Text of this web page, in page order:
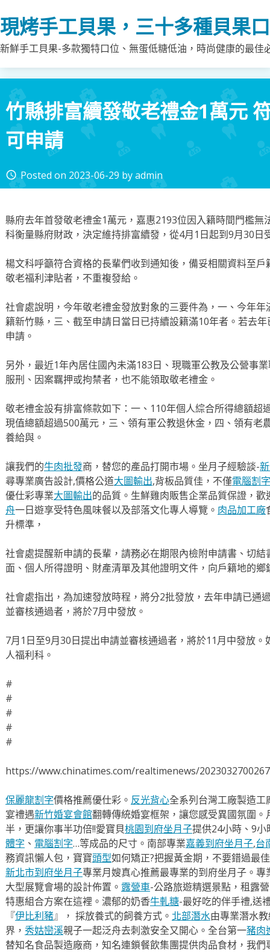
to
content
現烤手工貝果，三十多種貝果
新鮮手工貝果-多款獨特口位、無蛋低糖低油，時尚健康的最
竹縣排富續發敬老禮金1萬元
可申請
access_time Posted on 2023-06-29 byadmin
縣府去年首發敬老禮金1萬元，嘉惠2193位因入籍時間門檻無
科衡量縣府財政，決定維持排富續發，從4月1日起到9月30日
楊文科呼籲符合資格的長輩們收到通知後，備妥相關資料至
敬老福利津貼者，不重複發給。
社會處說明，今年敬老禮金發放對象的三要件為，一、今年
籍新竹縣，三、截至申請日當日已持續設籍滿10年者。若去
申請。
另外，最近1年內居住國內未滿183日、現職軍公教及公營事
服刑、因案羈押或拘禁者，也不能領取敬老禮金。
敬老禮金設有排富條款如下：一、110年個人綜合所得總額超
現值總額超過500萬元，三、領有軍公教退休金，四、領有老
養給與。
讓我們的牛肉批發商，替您的產品打開市場。坐月子經驗談-
尋專業廣告設計,價格公道大圖輸出,背板品質佳，不僅電腦割字
優仕彩專業大圖輸出的品質。生鮮雞肉販售企業品質保證，歡
舟一日遊享受特色風味餐以及部落文化專人導覽。 肉品加工廠
升標準，
社會處提醒新申請的長輩，請務必在期限內檢附申請書、切
面、個人所得證明、財產清單及其他證明文件，向戶籍地的
社會處指出，為加速發放時程，將分2批發放，去年申請已通
並審核通過者，將於7月中發放。
7月1日至9月30日提出申請並審核通過者，將於11月中發放
人福利科。
#
#
#
#
#
https://www.chinatimes.com/realtimenews/
保麗龍割字價格推薦優仕彩。 反光背心全系列台灣工廠製造
宴禮遇新竹婚宴會館翻轉傳統婚宴框架，讓您感受異國氛圍。
半，更讓你事半功倍!!愛寶貝桃園到府坐月子提供24小時、9
體字 、 電腦割字…等成品的尺寸。南部專業嘉義到府坐月子,台
務資訊懶人包，寶寶頭型如何矯正?把握黃金期，不要錯過最
新北市到府坐月子專業月嫂真心推薦最專業的到府坐月子。專
大型展覽會場的設計佈置。 露營車-公路旅遊精選景點，租露
特惠組合方案在這裡。濃郁的奶香牛軋糖-最好吃的伴手禮,送
『伊比利豬』， 採放養式的飼養方式。 北部潛水由專業潛水
界， 秀姑巒溪親子一起泛舟去​刺激安全又開心。全台第一豬肉
替知名食品製造廠商，知名連鎖餐飲集團提供肉品食材，我